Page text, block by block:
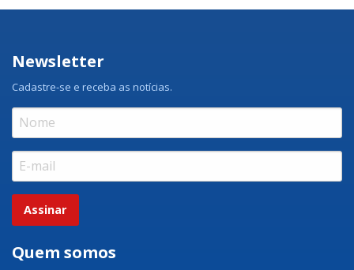
Newsletter
Cadastre-se e receba as notícias.
Assinar
Quem somos